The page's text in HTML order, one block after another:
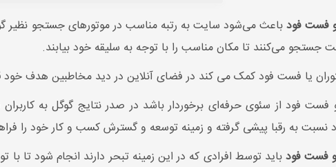
و فست فودباعث می‌شود سایت به رتبه مناسب در موتورهای جستجو نظیر
جستجو می‌کنند تا مکان مناسب را با توجه به سلیقه خود بیابند.
یا فست فود کمک می کند در فضای آنلاین در دید مخاطبین هدف خود
فست فود از سئوی حرفه‌ای برخوردار باشد در صدر نتایج گوگل به
به رقبا پیشی گرفته و زمینه توسعه و گسترش کسب و کار خود را
فست فودباید توسط افرادی که در این زمینه تبحر دارند انجام شود تا